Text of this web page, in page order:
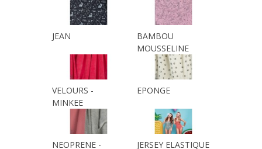
JEAN
BAMBOU
MOUSSELINE
VELOURS -
MINKEE
EPONGE
NEOPRENE -
JERSEY ELASTIQUE